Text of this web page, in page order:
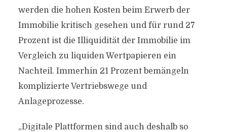
werden die hohen Kosten beim Erwerb der
Immobilie kritisch gesehen und für rund 27
Prozent ist die Illiquidität der Immobilie im
Vergleich zu liquiden Wertpapieren ein
Nachteil. Immerhin 21 Prozent bemängeln
komplizierte Vertriebswege und
Anlageprozesse.
„Digitale Plattformen sind auch deshalb so